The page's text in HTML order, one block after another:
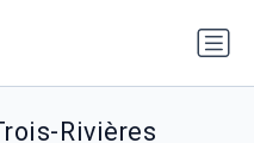
Rivières